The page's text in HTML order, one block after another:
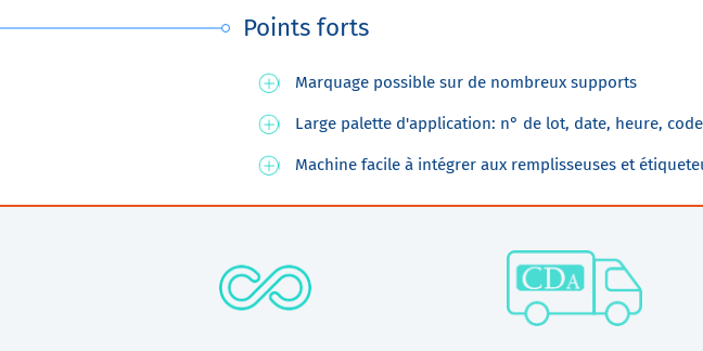
Points forts
Marquage possible sur de nombreux supports
Large palette d'application: n° de lot, date, heure,
Machine facile à intégrer aux remplisseuses et